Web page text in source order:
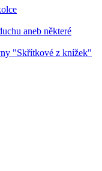
aneb některé
"Skřítkové z knížek"